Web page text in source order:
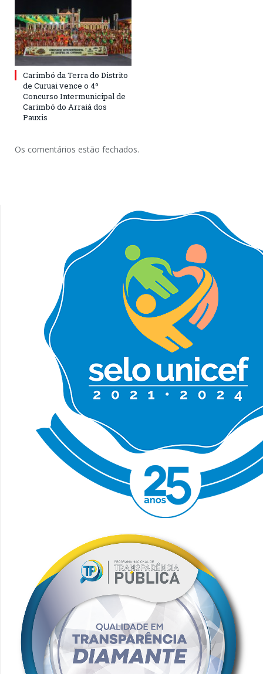
Carimbó da Terra do Distrito
de Curuai vence o 4º
Concurso Intermunicipal de
Carimbó do Arraiá dos
Pauxis
Os comentários estão fechados.